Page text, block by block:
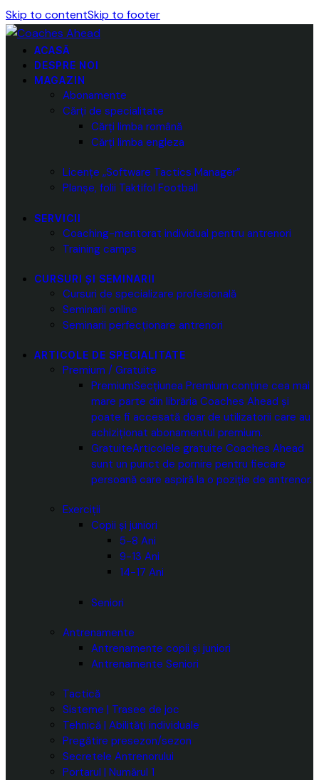
Skip to contentSkip to footer
ACASĂ
DESPRE NOI
MAGAZIN
Abonamente
Cărți de specialitate
Cărți limba română
Cărți limba engleza
Licențe „Software Tactics Manager”
Planșe, folii Taktifol Football
SERVICII
Coaching-mentorat individual pentru antrenori
Training camps
CURSURI ȘI SEMINARII
Cursuri de specializare profesională
Seminarii online
Seminarii perfecționare antrenori
ARTICOLE DE SPECIALITATE
Premium / Gratuite
PremiumSecțiunea Premium conține cea mai
mare parte din librăria Coaches Ahead și
poate fi accesată doar de utilizatorii care au
achiziționat abonamentul premium.
GratuiteArticolele gratuite Coaches Ahead
sunt un punct de pornire pentru fiecare
persoană care aspiră la o poziție de antrenor.
Exerciții
Copii și juniori
5-8 Ani
9-13 Ani
14-17 Ani
Seniori
Antrenamente
Antrenamente copii și juniori
Antrenamente Seniori
Tactică
Sisteme | Trasee de joc
Tehnică | Abilități individuale
Pregătire presezon/sezon
Secretele Antrenorului
Portarul | Numărul 1